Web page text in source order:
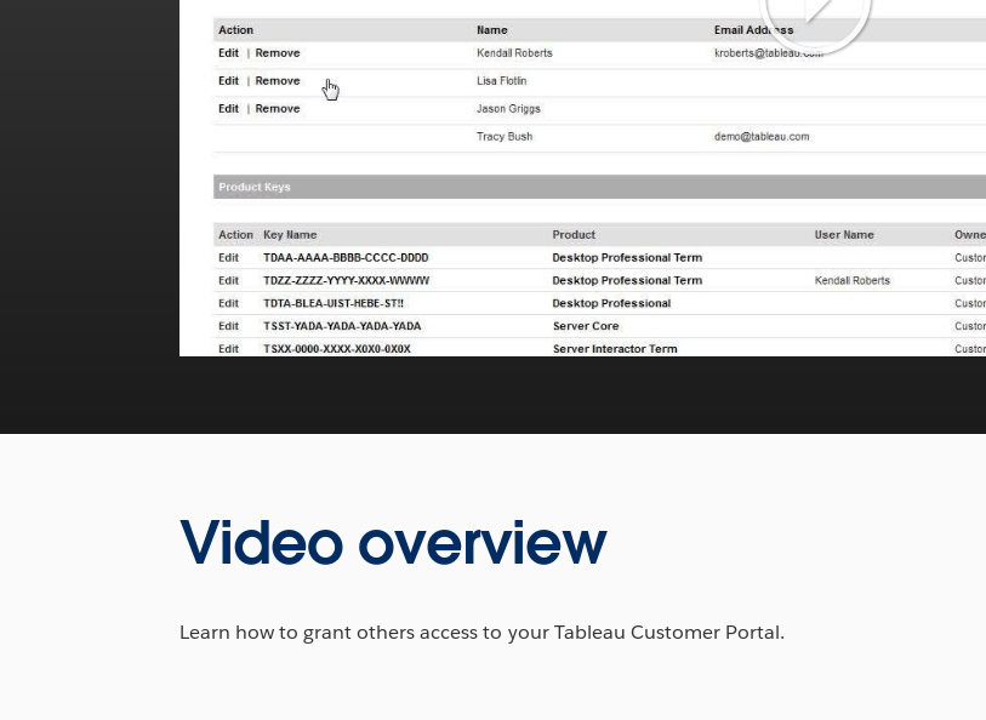
Play
Video
Video overview
Learn how to grant others access to your Tableau Customer Portal.